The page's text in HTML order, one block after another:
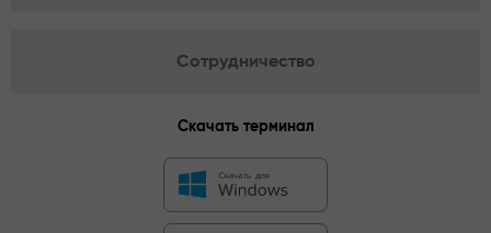
Сотрудничество
Скачать терминал